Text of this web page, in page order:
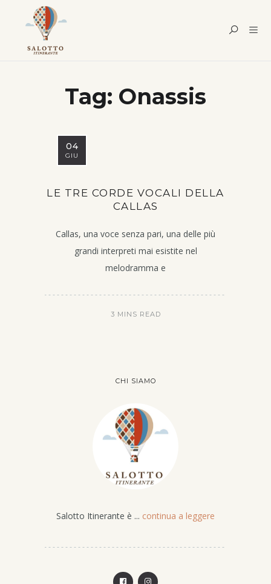
Tag: Onassis
04
GIU
LE TRE CORDE VOCALI DELLA
CALLAS
Callas, una voce senza pari, una delle più
grandi interpreti mai esistite nel
melodramma e
3 MINS READ
CHI SIAMO
Salotto Itinerante è ... continua a leggere